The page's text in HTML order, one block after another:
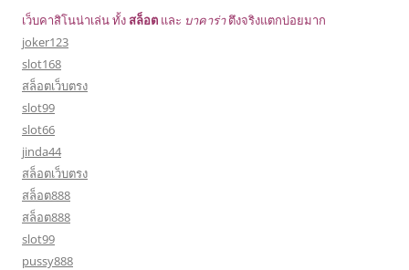
เว็บคาสิโนน่าเล่น ทั้งสล็อต และ บาคาร่าตึงจริงแตกบ่อยมาก
joker123
slot168
สล็อตเว็บตรง
slot99
slot66
jinda44
สล็อตเว็บตรง
สล็อต888
สล็อต888
slot99
pussy888